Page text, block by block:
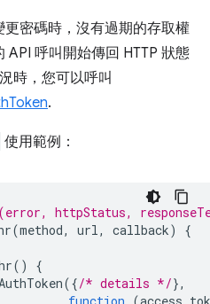
密碼時，沒有過期的存取權
API 呼叫開始傳回 HTTP 狀態
時，您可以呼叫
.
使用範例：
httpStatus,
(method, url, callback)
{
()
{
({/* details */},